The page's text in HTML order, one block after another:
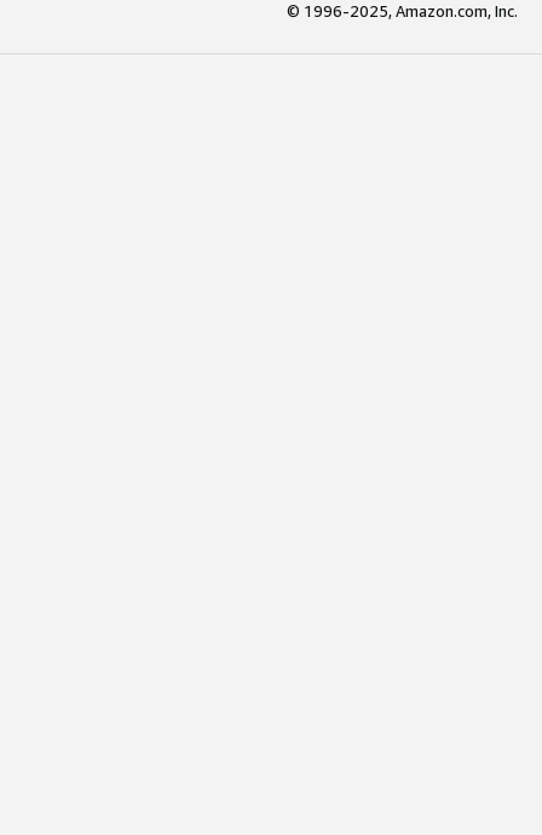
© 1996-2025, Amazon.com, Inc.